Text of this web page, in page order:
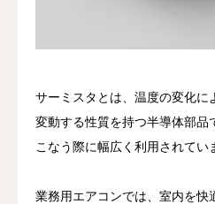
サーミスタとは、温度の変化に
変動する性質を持つ半導体部品
こなう際に幅広く利用されてい
業務用エアコンでは、室内を快